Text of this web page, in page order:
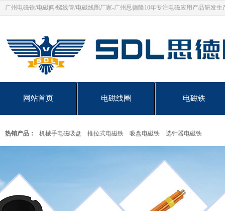
广州电磁铁/电磁阀/螺线管/电磁线圈厂家-广州思德隆10年专注电磁应用产品研发生
网站首页 电磁线圈 电磁铁
热销产品： 机械手电磁吸盘 推拉式电磁铁 吸盘电磁铁 选针器电磁铁